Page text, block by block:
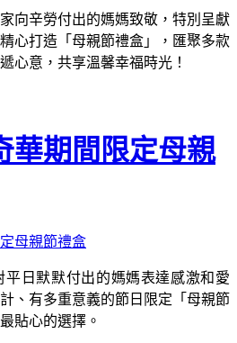
向辛勞付出的媽媽致敬，特別呈獻
心打造「母親節禮盒」，匯聚多款
心意，共享溫馨幸福時光！
華期間限定母親
日默默付出的媽媽表達感激和愛
、有多重意義的節日限定「母親節
貼心的選擇。